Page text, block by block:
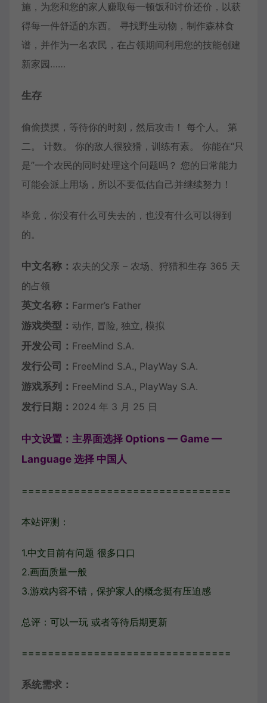
施，为您和您的家人赚取每一顿饭和讨价还价，以获
得每一件舒适的东西。 寻找野生动物，制作森林食
谱，并作为一名农民，在占领期间利用您的技能创建
新家园……
生存
偷偷摸摸，等待你的时刻，然后攻击！ 每个人。 第
二。 计数。 你的敌人很狡猾，训练有素。 你能在“只
是”一个农民的同时处理这个问题吗？ 您的日常能力
可能会派上用场，所以不要低估自己并继续努力！
毕竟，你没有什么可失去的，也没有什么可以得到
的。
中文名称： 农夫的父亲 – 农场、狩猎和生存 365 天
的占领
英文名称： Farmer’s Father
游戏类型： 动作, 冒险, 独立, 模拟
开发公司： FreeMind S.A.
发行公司： FreeMind S.A., PlayWay S.A.
游戏系列： FreeMind S.A., PlayWay S.A.
发行日期： 2024 年 3 月 25 日
中文设置：主界面选择 Options — Game —
Language 选择 中国人
================================
本站评测：
1.中文目前有问题 很多口口
2.画面质量一般
3.游戏内容不错，保护家人的概念挺有压迫感
总评：可以一玩 或者等待后期更新
================================
系统需求：